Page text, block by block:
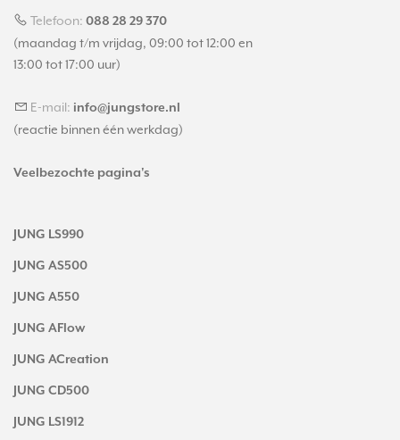
Telefoon: 088 28 29 370
(maandag t/m vrijdag, 09:00 tot 12:00 en
13:00 tot 17:00 uur)
E-mail: info@jungstore.nl
(reactie binnen één werkdag)
Veelbezochte pagina's
JUNG LS990
JUNG AS500
JUNG A550
JUNG AFlow
JUNG ACreation
JUNG CD500
JUNG LS1912